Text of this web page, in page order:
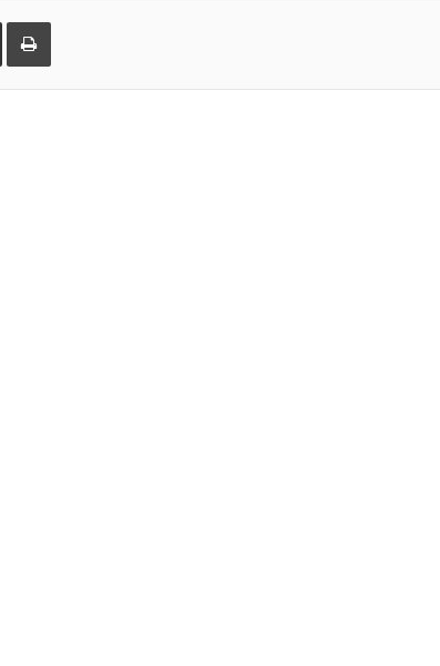
Compartir por correo electrónicoImprimir